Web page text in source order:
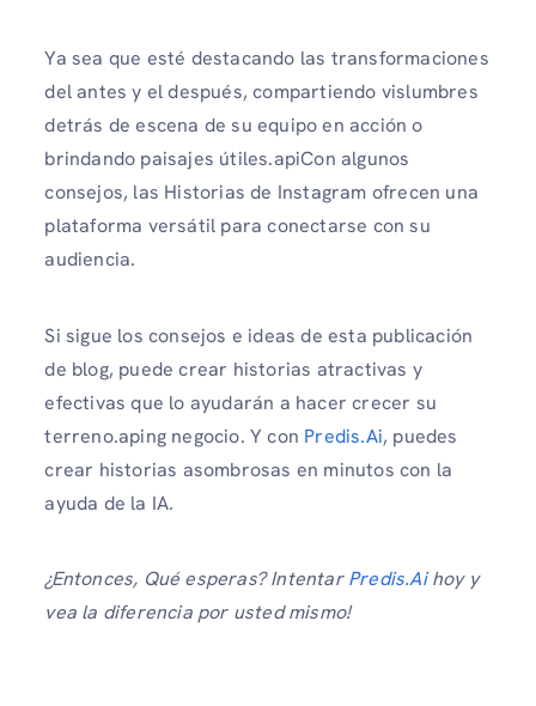
Ya sea que esté destacando las transformaciones
del antes y el después, compartiendo vislumbres
detrás de escena de su equipo en acción o
brindando paisajes útiles.apiCon algunos
consejos, las Historias de Instagram ofrecen una
plataforma versátil para conectarse con su
audiencia.
Si sigue los consejos e ideas de esta publicación
de blog, puede crear historias atractivas y
efectivas que lo ayudarán a hacer crecer su
terreno.aping negocio. Y con Predis.Ai, puedes
crear historias asombrosas en minutos con la
ayuda de la IA.
¿Entonces, Qué esperas? IntentarPredis.Aihoy y
vea la diferencia por usted mismo!